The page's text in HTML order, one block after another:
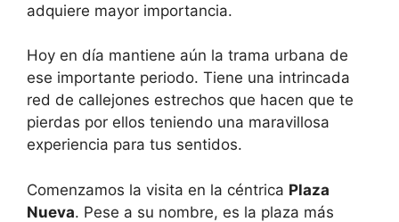
adquiere mayor importancia.
Hoy en día mantiene aún la trama urbana de
ese importante periodo. Tiene una intrincada
red de callejones estrechos que hacen que te
pierdas por ellos teniendo una maravillosa
experiencia para tus sentidos.
Comenzamos la visita en la céntrica Plaza
Nueva. Pese a su nombre, es la plaza más